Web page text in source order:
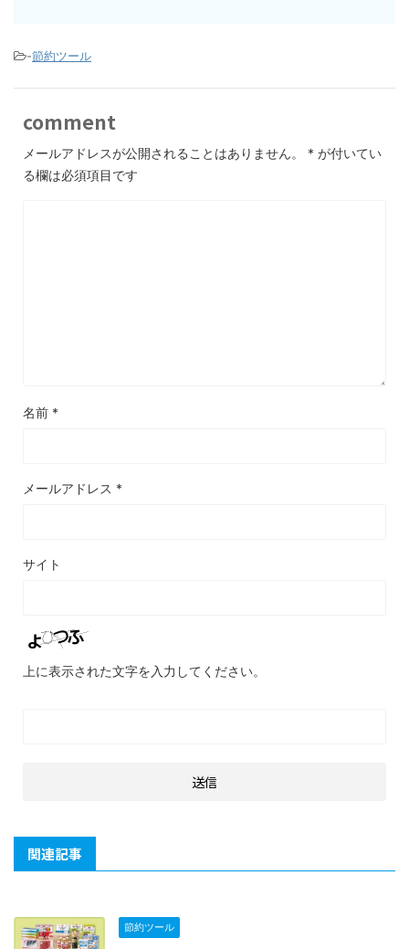
-節約ツール
comment
メールアドレスが公開されることはありません。 * が付いてい
る欄は必須項目です
名前 *
メールアドレス *
サイト
上に表示された文字を入力してください。
関連記事
節約ツール